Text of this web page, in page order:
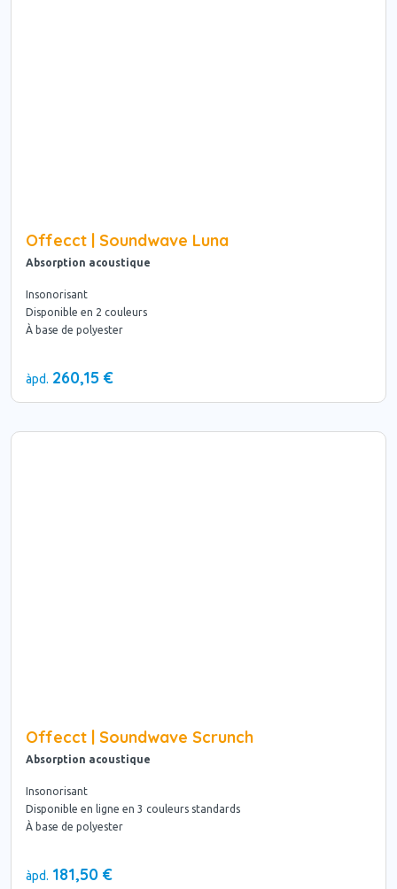
Offecct | Soundwave Luna
Absorption acoustique
Insonorisant
Disponible en 2 couleurs
À base de polyester
àpd. 260,15 €
Offecct | Soundwave Scrunch
Absorption acoustique
Insonorisant
Disponible en ligne en 3 couleurs standards
À base de polyester
àpd. 181,50 €